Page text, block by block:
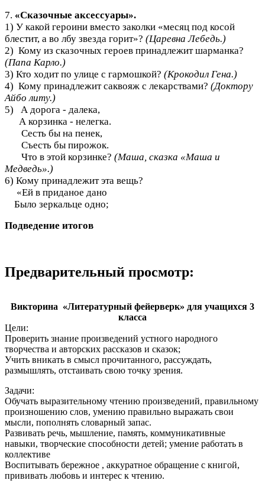
7. «Сказочные аксессуары».
1) У какой героини вместо заколки «месяц под косой
блестит, а во лбу звезда горит»? (Царевна Лебедь.)
2) Кому из сказочных героев принадлежит шарманка?
(Папа Карло.)
3) Кто ходит по улице с гармошкой? (Крокодил Гена.)
4) Кому принадлежит саквояж с лекарствами? (Доктору
Айбо литу.)
5) А дорога - далека,
А корзинка - нелегка.
Сесть бы на пенек,
Съесть бы пирожок.
Что в этой корзинке? (Маша, сказка «Маша и
Медведь».)
6) Кому принадлежит эта вещь?
«Ей в приданое дано
Было зеркальце одно;
Подведение итогов
Предварительный просмотр:
Викторина «Литературный фейерверк» для учащихся 3
класса
Цели:
Проверить знание произведений устного народного
творчества и авторских рассказов и сказок;
Учить вникать в смысл прочитанного, рассуждать,
размышлять, отстаивать свою точку зрения.
Задачи:
Обучать выразительному чтению произведений, правильному
произношению слов, умению правильно выражать свои
мысли, пополнять словарный запас.
Развивать речь, мышление, память, коммуникативные
навыки, творческие способности детей; умение работать в
коллективе
Воспитывать бережное , аккуратное обращение с книгой,
прививать любовь и интерес к чтению.